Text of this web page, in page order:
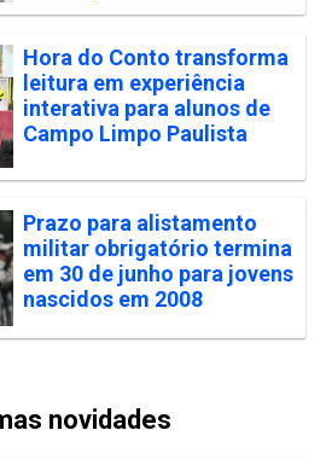
Hora do Conto transforma
leitura em experiência
interativa para alunos de
Campo Limpo Paulista
Prazo para alistamento
militar obrigatório termina
em 30 de junho para jovens
nascidos em 2008
novidades